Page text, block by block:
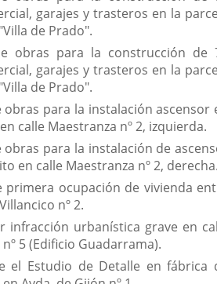
garajes y trasteros en la
de Prado".
obras para la construcción de
garajes y trasteros en la
de Prado".
obras para la instalación ascensor
calle Maestranza nº 2, izquierda.
obras para la instalación de
en calle Maestranza nº 2,
primera ocupación de vivienda
nº 2.
infracción urbanística grave en
5 (Edificio Guadarrama).
el Estudio de Detalle en fábrica